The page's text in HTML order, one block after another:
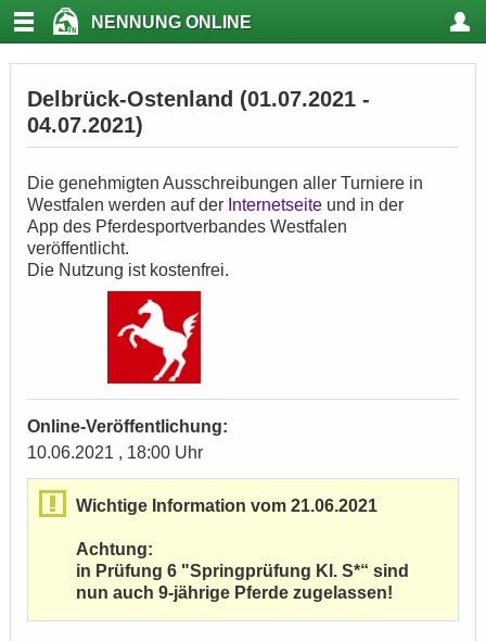
NENNUNG ONLINE
Delbrück-Ostenland (01.07.2021 -
04.07.2021)
Die genehmigten Ausschreibungen aller Turniere in
Westfalen werden auf der Internetseite und in der
App des Pferdesportverbandes Westfalen
veröffentlicht.
Die Nutzung ist kostenfrei.
Online-Veröffentlichung:
10.06.2021 , 18:00 Uhr
Wichtige Information vom 21.06.2021
Achtung:
in Prüfung 6 "Springprüfung Kl. S*“ sind
nun auch 9-jährige Pferde zugelassen!